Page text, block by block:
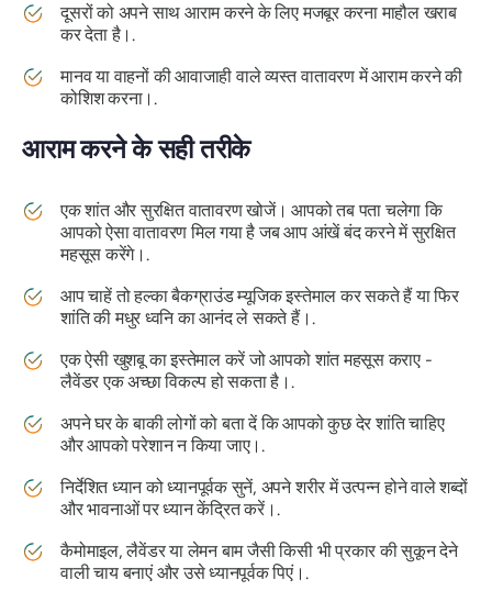
दूसरों को अपने साथ आराम करने के लिए मजबूर करना माहौल खराब
कर देता है।.
मानव या वाहनों की आवाजाही वाले व्यस्त वातावरण में आराम करने की
कोशिश करना।.
आराम करने के सही तरीके
एक शांत और सुरक्षित वातावरण खोजें। आपको तब पता चलेगा कि
आपको ऐसा वातावरण मिल गया है जब आप आंखें बंद करने में सुरक्षित
महसूस करेंगे।.
आप चाहें तो हल्का बैकग्राउंड म्यूजिक इस्तेमाल कर सकते हैं या फिर
शांति की मधुर ध्वनि का आनंद ले सकते हैं।.
एक ऐसी खुशबू का इस्तेमाल करें जो आपको शांत महसूस कराए -
लैवेंडर एक अच्छा विकल्प हो सकता है।.
अपने घर के बाकी लोगों को बता दें कि आपको कुछ देर शांति चाहिए
और आपको परेशान न किया जाए।.
निर्देशित ध्यान को ध्यानपूर्वक सुनें, अपने शरीर में उत्पन्न होने वाले शब्दों
और भावनाओं पर ध्यान केंद्रित करें।.
कैमोमाइल, लैवेंडर या लेमन बाम जैसी किसी भी प्रकार की सुकून देने
वाली चाय बनाएं और उसे ध्यानपूर्वक पिएं।.